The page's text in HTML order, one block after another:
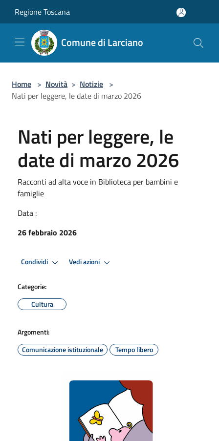
Regione Toscana
Comune di Larciano
Home > Novità > Notizie >
Nati per leggere, le date di marzo 2026
Nati per leggere, le
date di marzo 2026
Racconti ad alta voce in Biblioteca per bambini e
famiglie
Data :
26 febbraio 2026
Condividi Vedi azioni
Categorie:
Cultura
Argomenti:
Comunicazione istituzionale
Tempo libero